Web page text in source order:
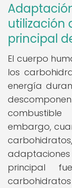
utilización
principal
El cuerpo
los
energía
embargo,
principal